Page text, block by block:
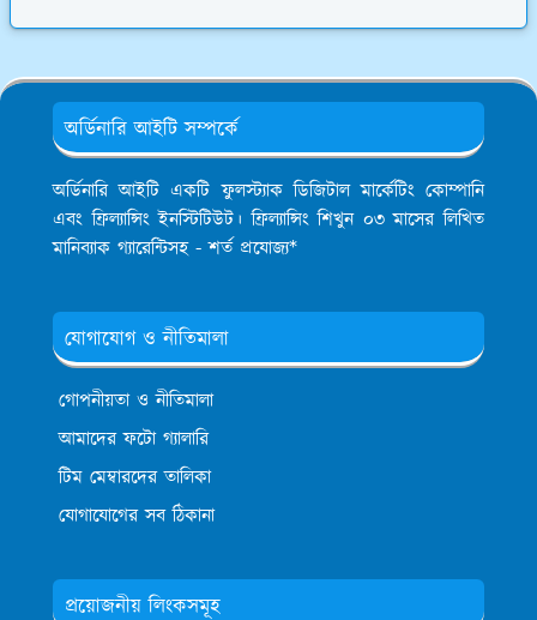
অর্ডিনারি আইটি সম্পর্কে
অর্ডিনারি আইটি একটি ফুলস্ট্যাক ডিজিটাল মার্কেটিং কোম্পানি
এবং ফ্রিল্যান্সিং ইনস্টিটিউট। ফ্রিল্যান্সিং শিখুন ০৩ মাসের লিখিত
মানিব্যাক গ্যারেন্টিসহ - শর্ত প্রযোজ্য*
যোগাযোগ ও নীতিমালা
গোপনীয়তা ও নীতিমালা
আমাদের ফটো গ্যালারি
টিম মেম্বারদের তালিকা
যোগাযোগের সব ঠিকানা
প্রয়োজনীয় লিংকসমূহ